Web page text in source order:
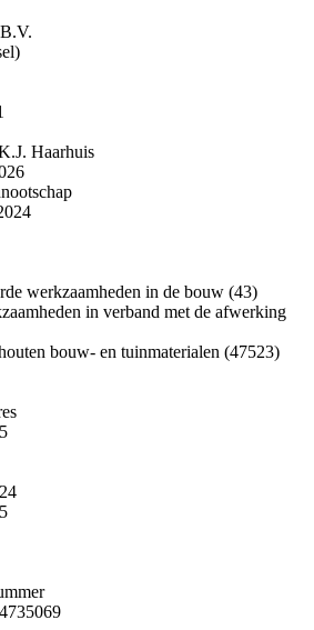
Haarhuis
werkzaamheden in de bouw (43)
in verband met de afwerking
bouw- en tuinmaterialen (47523)